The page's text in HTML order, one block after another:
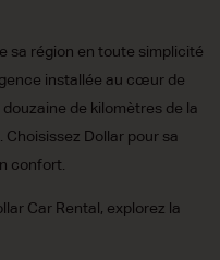
sa région en toute simplicité
installée au cœur de
douzaine de kilomètres de la
Dollar pour sa
confort.
Car Rental, explorez la